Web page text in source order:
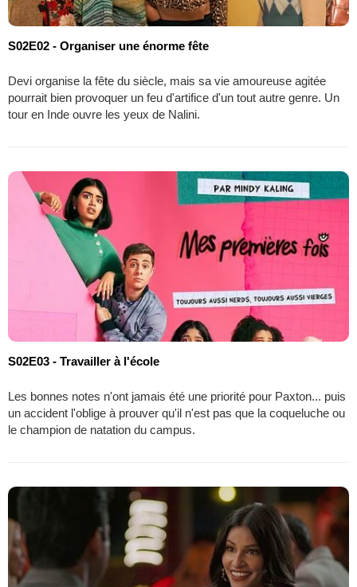
S02E02 - Organiser une énorme fête
Devi organise la fête du siècle, mais sa vie amoureuse agitée
pourrait bien provoquer un feu d'artifice d'un tout autre genre. Un
tour en Inde ouvre les yeux de Nalini.
S02E03 - Travailler à l'école
Les bonnes notes n'ont jamais été une priorité pour Paxton... puis
un accident l'oblige à prouver qu'il n'est pas que la coqueluche ou
le champion de natation du campus.